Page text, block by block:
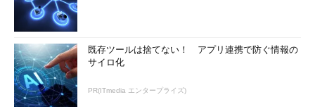
既存ツールは捨てない！ アプリ連携で防ぐ情報の
サイロ化
PR(ITmedia エンタープライズ)